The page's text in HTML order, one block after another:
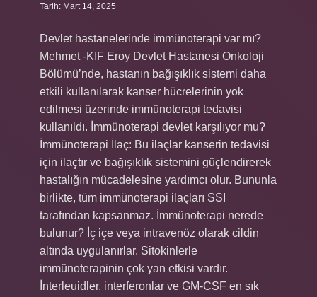
Tarih: Mart 14, 2025
Devlet hastanelerinde immünoterapi var mı?
Mehmet -KIF Eroy Devlet Hastanesi Onkoloji
Bölümü’nde, hastanın bağışıklık sistemi daha
etkili kullanılarak kanser hücrelerinin yok
edilmesi üzerinde immünoterapi tedavisi
kullanıldı. İmmünoterapi devlet karşılıyor mu?
İmmünoterapi İlaç: Bu ilaçlar kanserin tedavisi
için ilaçtır ve bağışıklık sistemini güçlendirerek
hastalığın mücadelesine yardımcı olur. Bununla
birlikte, tüm immünoterapi ilaçları SSI
tarafından kapsanmaz. İmmünoterapi nerede
bulunur? İç içe veya intravenöz olarak cildin
altında uygulanırlar. Sitokinlerle
immünoterapinin çok yan etkisi vardır.
İnterleuidler, interferonlar ve GM-CSF en sık